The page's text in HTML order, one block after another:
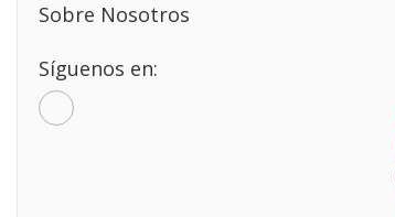
Sobre Nosotros
Síguenos en: